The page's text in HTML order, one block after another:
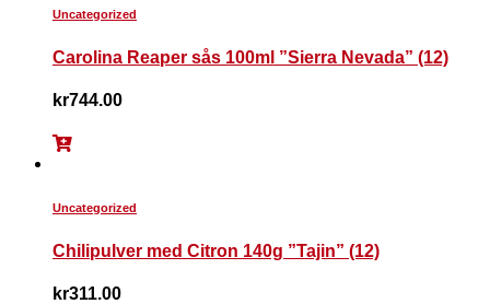
Uncategorized
Carolina Reaper sås 100ml ”Sierra Nevada” (12)
kr744.00
Uncategorized
Chilipulver med Citron 140g ”Tajin” (12)
kr311.00